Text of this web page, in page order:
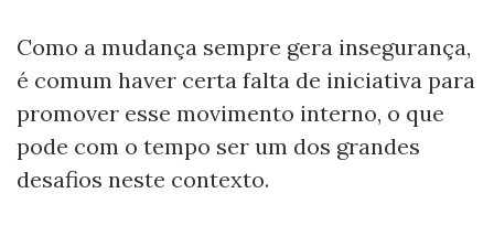
Como a mudança sempre gera insegurança,
é comum haver certa falta de iniciativa para
promover esse movimento interno, o que
pode com o tempo ser um dos grandes
desafios neste contexto.